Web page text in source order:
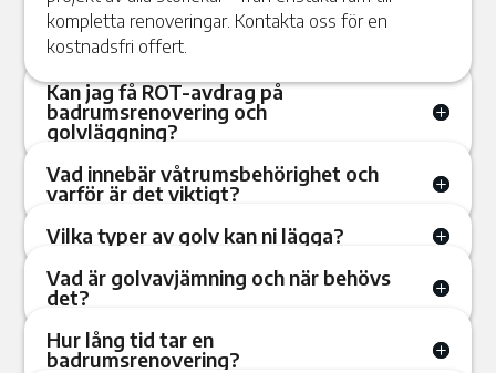
kompletta renoveringar. Kontakta oss för en
kostnadsfri offert.
Kan jag få ROT-avdrag på
badrumsrenovering och
golvläggning?
Vad innebär våtrumsbehörighet och
varför är det viktigt?
Vilka typer av golv kan ni lägga?
Vad är golvavjämning och när behövs
det?
Hur lång tid tar en
badrumsrenovering?